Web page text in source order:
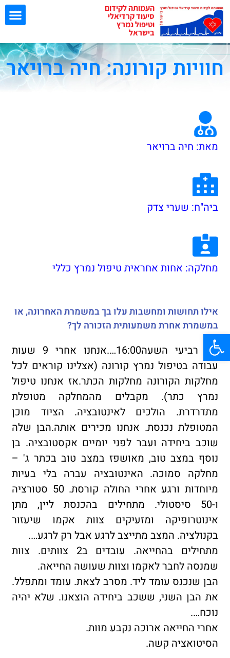
פתח סרגל נגישות
העמותה לקידום
סיעוד קרדיאלי
וטיפול נמרץ
בישראל
חוויות קורונה: חיה ברויאר
מאת: חיה ברויאר
ביה"ח: שערי צדק
מחלקה: אחות אחראית טיפול נמרץ כללי
אילו תחושות ומחשבות עלו בך במשמרת האחרונה, או
במשמרת אחרת משמעותית הזכורה לך?
יום רביעי השעה16:00….אנחנו אחרי 9 שעות
עבודה בטיפול נמרץ קורונה (אצלינו קוראים לכל
מחלקות הקורונה מחלקות הכתר.אז אנחנו טיפול
נמרץ כתר). מקבלים מהמחלקה מטופלת
מתדרדרת. הולכים לאינטובציה. הציוד מוכן
המטופלת נכנסת. אנחנו מכירים אותה.הבן שלה
שוכב ביחידה ועבר לפני יומיים אקסטובציה. בן
נוסף במצב טוב, מאושפז במצב טוב בכתר ג' –
מחלקה סמוכה. האינטובציה עברה בלי בעיות
מיוחדות ורגע אחרי החולה קורסת. 50 סטורציה
ו-50 סיסטולי. מתחילים בהכנסת ליין, מתן
אינוטרופיקה ומזעיקים צוות אקמו שיעזור
בקנולציה. המצב מתייצב לרגע אבל רק לרגע….
מתחילים בהחייאה. עובדים ב2 צוותים. צוות
שמנסה לחבר לאקמו וצוות שעושה החייאה.
הבן שנכנס עומד ליד. מסרב לצאת. עומד ומתפלל.
את הבן השני, ששכב ביחידה הוצאנו. שלא יהיה
נוכח….
אחרי החייאה ארוכה נקבע מוות.
הסיטואציה קשה.